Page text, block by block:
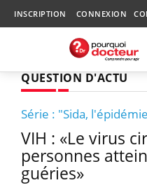
INSCRIPTION CONNEXION
QUESTION D'ACTU
Série : "Sida,
VIH : «Le virus
personnes
guéries»